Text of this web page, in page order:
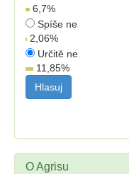
6,7%
Spíše ne
2,06%
Určitě ne
11,85%
O Agrisu